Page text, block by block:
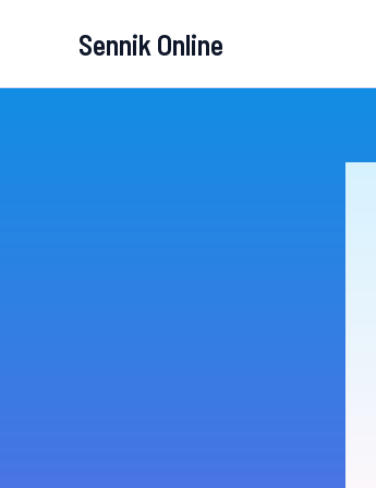
Sennik Online